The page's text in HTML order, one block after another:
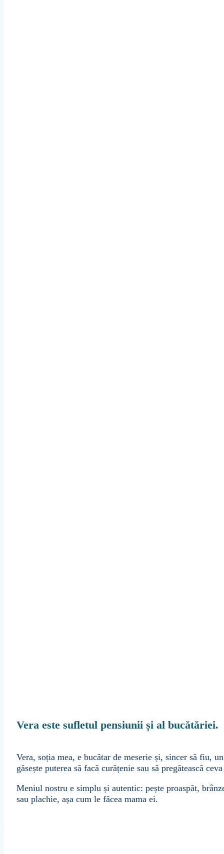
Vera este sufletul pensiunii și al bucătăriei.
Vera, soția mea, e bucătar de meserie și, sincer să fiu,
găsește puterea să facă curățenie sau să pregătească
Meniul nostru e simplu și autentic: pește proaspăt,
sau plachie, așa cum le făcea mama ei.